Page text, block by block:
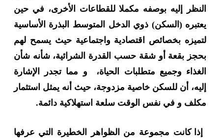
النظر إليه بوصفه مكملا للقطاعات الأخرى، في حين
يعتبره (السكن) ذوي الدخل المتوسط البذرة الأساسية
لتميزه بخصائص اقتصادية واجتماعية حيث يسمح لهم
بحجز بقعة أو شقة حسب القدرة الشرائية، شأنه شأن
الغذاء وجميع متطلبات الحياة، و مما تجدر الإشارة
إليه، أن للسكن خاصية مزدوجة، حيث أنه يمثل استثمار
مكلف و في نفس الوقت سلعة استهلاكية دائمة.
إذا كانت مجموعة من الظواهر الخطيرة التي عرفها